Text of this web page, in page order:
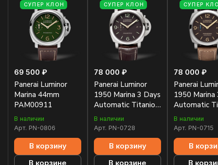
СУПЕР КЛОН
69 500 ₽
Panerai Luminor
Marina 44mm
PAM00911
В наличии
Арт. PN-0806
В корзину
В корзине
СУПЕР КЛОН
78 000 ₽
Panerai Luminor
1950 Marina 3 Days
Automatic Titanio
44mm PAM00351
В наличии
Арт. PN-0728
В корзину
В корзине
СУПЕР
78 000 ₽
Panerai
1950 Marina
Automatic
44mm
В наличии
Арт. PN-0715
В
В